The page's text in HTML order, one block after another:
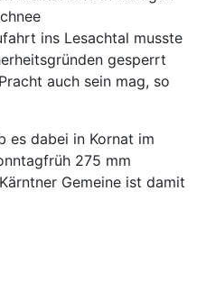
ins Lesachtal musste
gesperrt
auch sein mag, so
es dabei in Kornat im
275 mm
Gemeine ist damit